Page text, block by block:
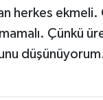
herkes
Çünkü